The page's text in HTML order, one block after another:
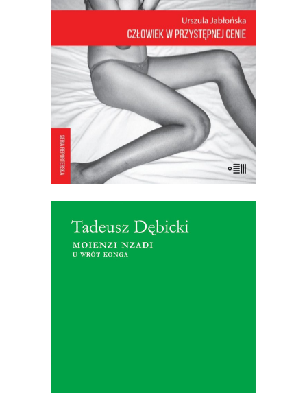
Pattaya, które wyrosło na wojnie i
seksie (“Pięć dni miłości po pół roku
śmierci!”). Jest Voramai, która pierwszy
raz ogoliła głowę, kiedy jej córka
Chatsumarn miała jedenaście lat. I […]
35.00zł 17.50zł
E-BOOK DO KOSZYKA
[EBOOK] Tadeusz Dębicki –
MOIENZI NZADI. U WRÓT